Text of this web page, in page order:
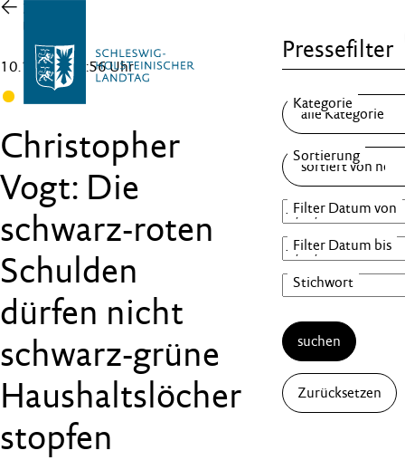
Zur
Übersicht
10.10.25 , 14:56 Uhr
Christopher
Vogt: Die
schwarz-roten
Schulden
dürfen nicht
schwarz-grüne
Haushaltslöcher
stopfen
Pressefilter
suchen
Zurücksetzen